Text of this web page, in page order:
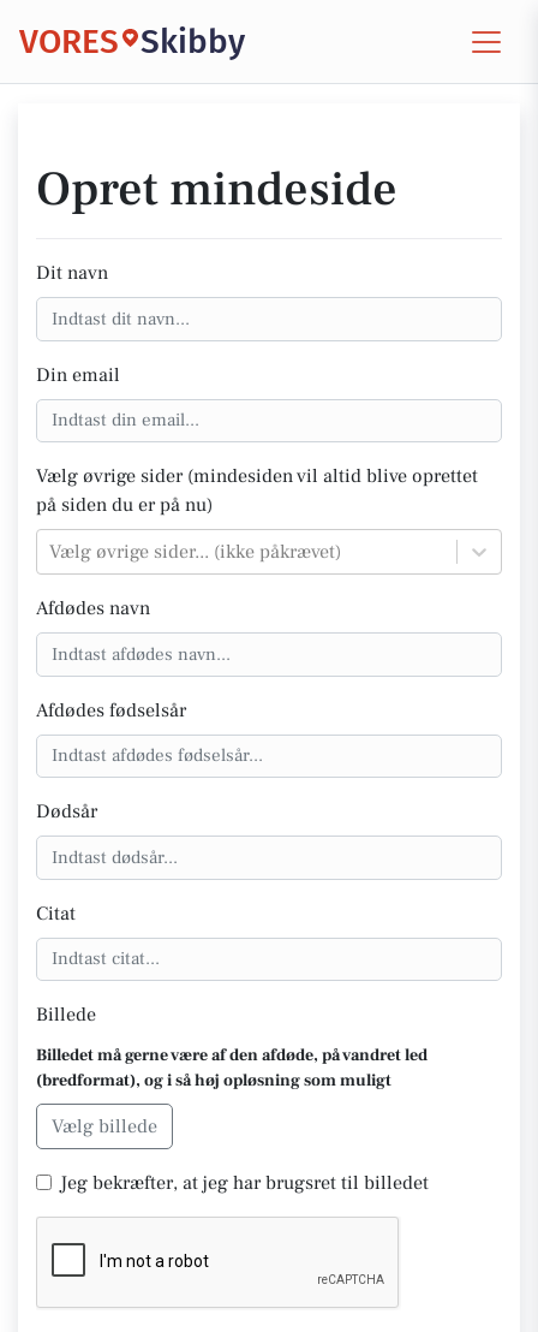
VORES Skibby
Opret mindeside
Dit navn
Din email
Vælg øvrige sider (mindesiden vil altid blive oprettet
på siden du er på nu)
Vælg øvrige sider... (ikke påkrævet)
Afdødes navn
Afdødes fødselsår
Dødsår
Citat
Billede
Billedet må gerne være af den afdøde, på vandret led
(bredformat), og i så høj opløsning som muligt
Vælg billede
Jeg bekræfter, at jeg har brugsret til billedet